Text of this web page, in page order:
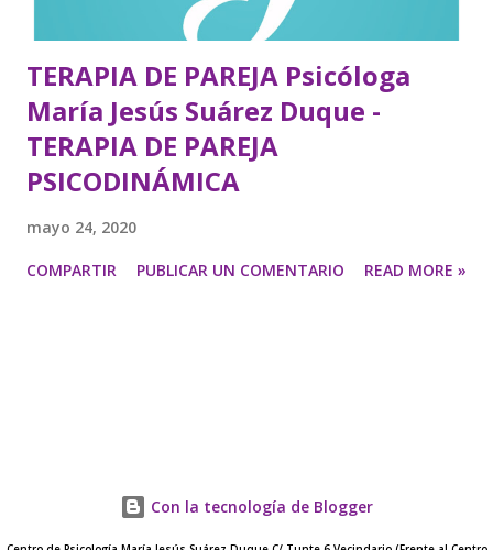
TERAPIA DE PAREJA Psicóloga
María Jesús Suárez Duque -
TERAPIA DE PAREJA
PSICODINÁMICA
mayo 24, 2020
COMPARTIR PUBLICAR UN COMENTARIO READ MORE »
Con la tecnología de Blogger